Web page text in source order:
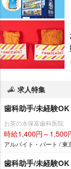
求人特集
歯科助手/未経験
お茶の水保富歯科医院
時給1,400円～1,500
アルバイト・パート / 東
歯科助手/未経験